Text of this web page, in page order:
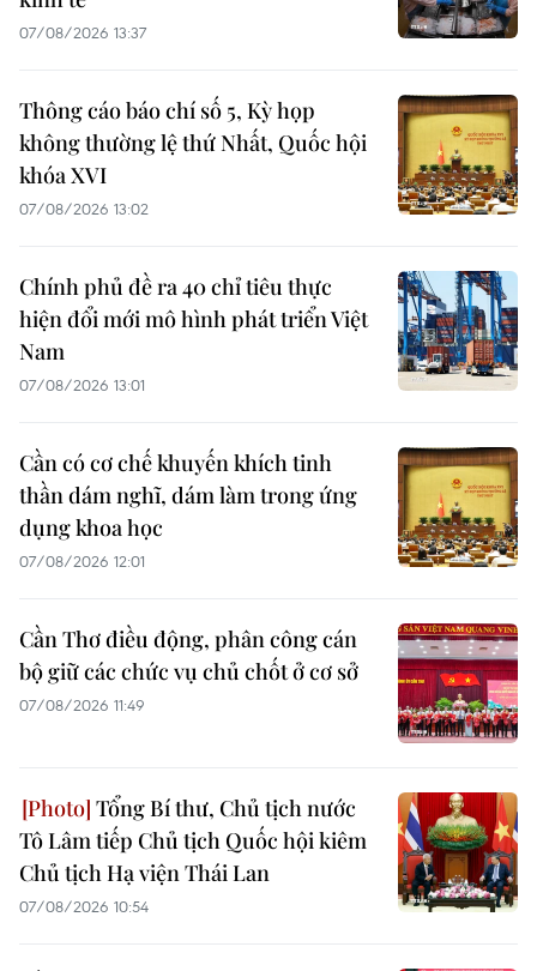
07/08/2026 13:37
Thông cáo báo chí số 5, Kỳ họp
không thường lệ thứ Nhất, Quốc hội
khóa XVI
07/08/2026 13:02
Chính phủ đề ra 40 chỉ tiêu thực
hiện đổi mới mô hình phát triển Việt
Nam
07/08/2026 13:01
Cần có cơ chế khuyến khích tinh
thần dám nghĩ, dám làm trong ứng
dụng khoa học
07/08/2026 12:01
Cần Thơ điều động, phân công cán
bộ giữ các chức vụ chủ chốt ở cơ sở
07/08/2026 11:49
Tổng Bí thư, Chủ tịch nước
Tô Lâm tiếp Chủ tịch Quốc hội kiêm
Chủ tịch Hạ viện Thái Lan
07/08/2026 10:54